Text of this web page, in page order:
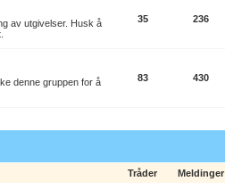
av utgivelser. Husk å
35 236
denne gruppen for å
83 430
Tråder Meldinger